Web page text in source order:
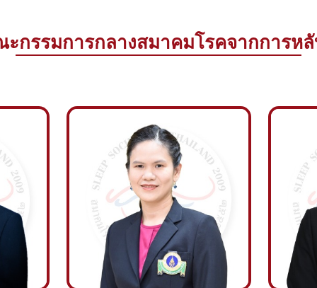
กรรมการกลางสมาคมโรคจากการห